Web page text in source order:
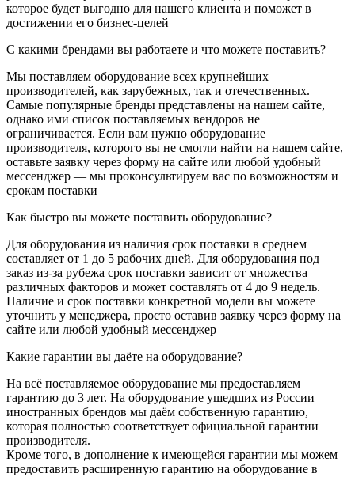
которое будет выгодно для нашего клиента и поможет в
достижении его бизнес-целей
С какими брендами вы работаете и что можете поставить?
Мы поставляем оборудование всех крупнейших
производителей, как зарубежных, так и отечественных.
Самые популярные бренды представлены на нашем сайте,
однако ими список поставляемых вендоров не
ограничивается. Если вам нужно оборудование
производителя, которого вы не смогли найти на нашем сайте,
оставьте заявку через форму на сайте или любой удобный
мессенджер — мы проконсультируем вас по возможностям и
срокам поставки
Как быстро вы можете поставить оборудование?
Для оборудования из наличия срок поставки в среднем
составляет от 1 до 5 рабочих дней. Для оборудования под
заказ из-за рубежа срок поставки зависит от множества
различных факторов и может составлять от 4 до 9 недель.
Наличие и срок поставки конкретной модели вы можете
уточнить у менеджера, просто оставив заявку через форму на
сайте или любой удобный мессенджер
Какие гарантии вы даёте на оборудование?
На всё поставляемое оборудование мы предоставляем
гарантию до 3 лет. На оборудование ушедших из России
иностранных брендов мы даём собственную гарантию,
которая полностью соответствует официальной гарантии
производителя.
Кроме того, в дополнение к имеющейся гарантии мы можем
предоставить расширенную гарантию на оборудование в